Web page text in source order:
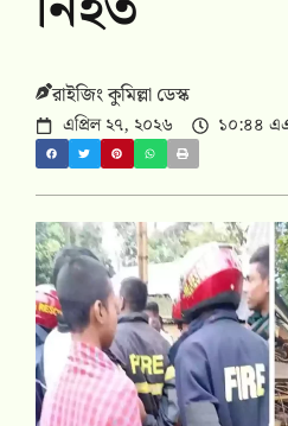
রাইজিং কুমিল্লা ডেস্ক
এপ্রিল ২৭, ২০২৬ ১০:৪৪